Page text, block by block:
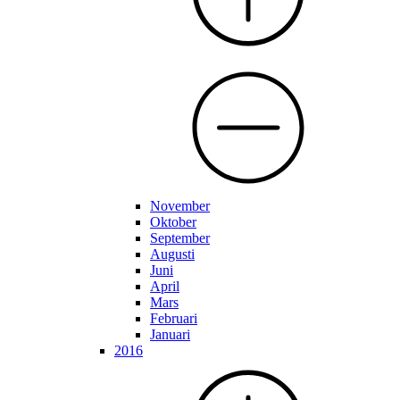
November
Oktober
September
Augusti
Juni
April
Mars
Februari
Januari
2016